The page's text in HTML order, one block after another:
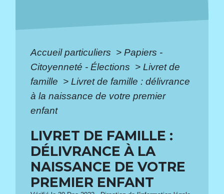
Accueil particuliers > Papiers -
Citoyenneté - Élections > Livret de
famille > Livret de famille : délivrance
à la naissance de votre premier
enfant
LIVRET DE FAMILLE :
DÉLIVRANCE À LA
NAISSANCE DE VOTRE
PREMIER ENFANT